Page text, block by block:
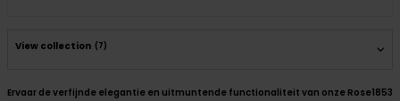
View collection (7)
Ervaar de verfijnde elegantie en uitmuntende functionaliteit van onze Rose1853